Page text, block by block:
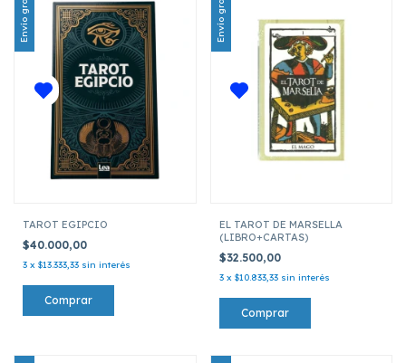
Envío gratis
TAROT EGIPCIO
$40.000,00
3 x $13.333,33 sin interés
Envío gratis
EL TAROT DE MARSELLA
(LIBRO+CARTAS)
$32.500,00
3 x $10.833,33 sin interés